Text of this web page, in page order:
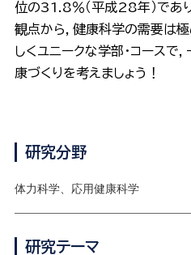
位の31.8％（平成28年）であ
観点から，健康科学の需要は
しくユニークな学部・コースで
康づくりを考えましょう！
研究分野
体力科学、応用健康科学
研究テーマ